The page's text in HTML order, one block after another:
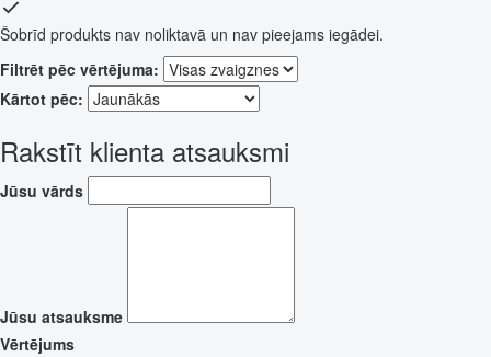
Šobrīd produkts nav noliktavā un nav pieejams iegādei.
Filtrēt pēc vērtējuma:
Kārtot pēc:
Rakstīt klienta atsauksmi
Jūsu vārds
Jūsu atsauksme
Vērtējums